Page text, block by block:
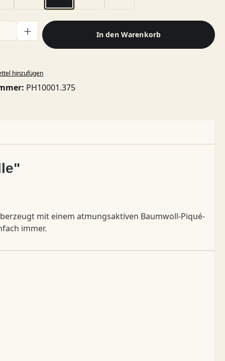
Gib den gewünschten Wert ein oder benutze die
In den Warenkorb
hinzufügen
PH10001.375
mit einem atmungsaktiven Baumwoll-Piqué-
immer.